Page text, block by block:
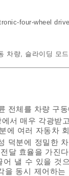
four-wheel
차량, 슬라이딩 모
전체를 차량 구
서 매우 각광받
에 여러 자동차
덕분에 정밀한
달 효율을 가진
낼 수 있을 것
동시 제어하